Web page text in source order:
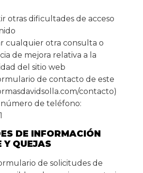
otras dificultades de acceso
cualquier otra consulta o
de mejora relativa a la
del sitio web
de contacto de este
contacto)
número de teléfono:
DE INFORMACIÓN
Y QUEJAS
de solicitudes de